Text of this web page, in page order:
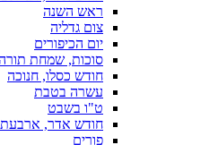
ראש השנה
צום גדליה
יום הכיפורים
סוכות, שמחת
חודש כסלו, חנוכה
עשרה בטבת
ט"ו בשבט
חודש אדר,
פורים